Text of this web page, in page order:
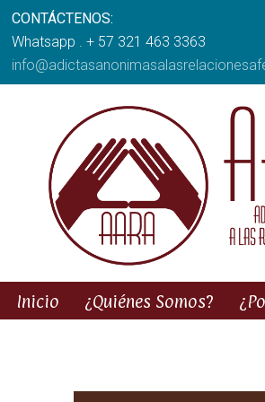
CONTÁCTENOS:
Whatsapp . + 57 321 463 3363
Inicio ¿Quiénes Somos?